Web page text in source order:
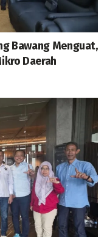
Bawang Menguat,
Daerah